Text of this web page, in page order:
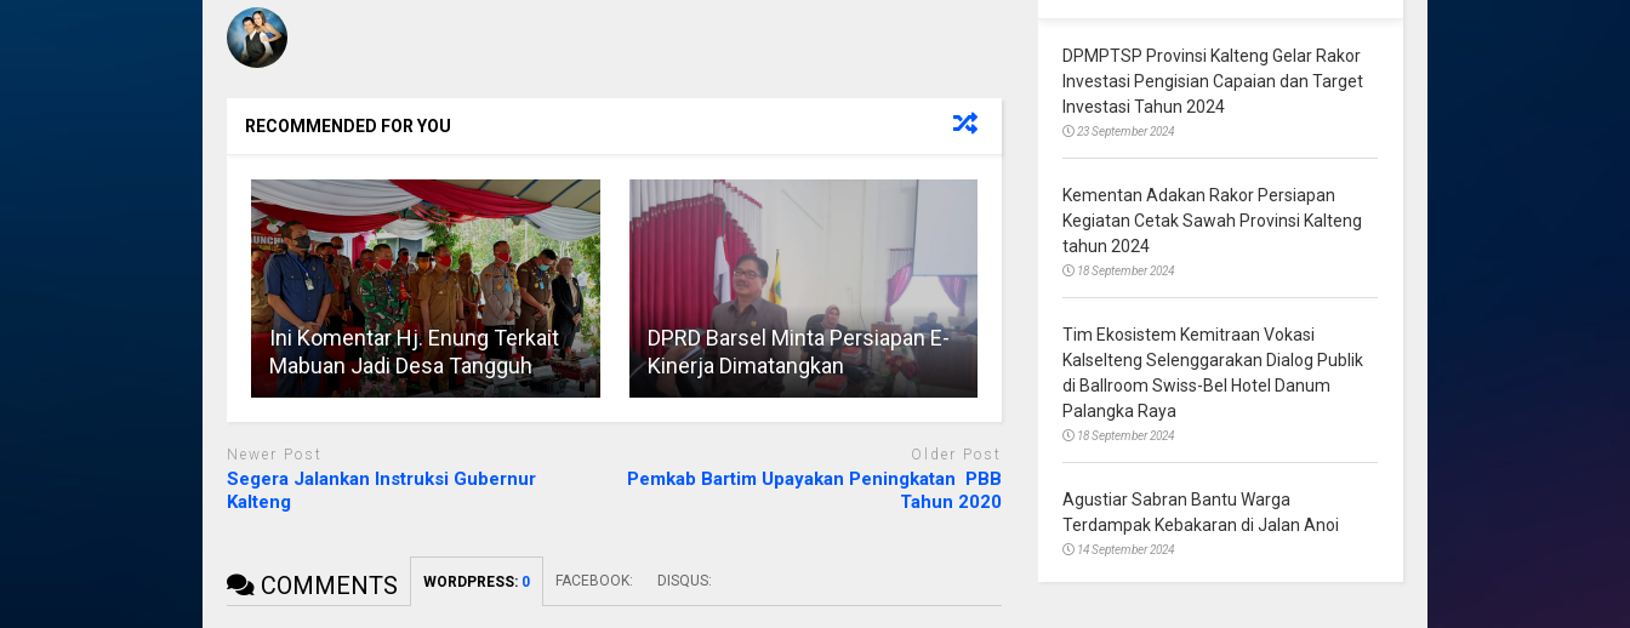
RECOMMENDED FOR YOU
Ini Komentar Hj. Enung Terkait
Mabuan Jadi Desa Tangguh
DPRD Barsel Minta Persiapan E-
Kinerja Dimatangkan
Newer Post
Segera Jalankan Instruksi Gubernur
Kalteng
Older Post
Pemkab Bartim Upayakan Peningkatan PBB
Tahun 2020
COMMENTS WORDPRESS: 0 FACEBOOK: DISQUS:
DPMPTSP Provinsi Kalteng Gelar Rakor
Investasi Pengisian Capaian dan Target
Investasi Tahun 2024
23 September 2024
Kementan Adakan Rakor Persiapan
Kegiatan Cetak Sawah Provinsi Kalteng
tahun 2024
18 September 2024
Tim Ekosistem Kemitraan Vokasi
Kalselteng Selenggarakan Dialog Publik
di Ballroom Swiss-Bel Hotel Danum
Palangka Raya
18 September 2024
Agustiar Sabran Bantu Warga
Terdampak Kebakaran di Jalan Anoi
14 September 2024